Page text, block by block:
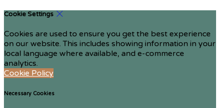
Cookie Settings
Cookies are used to ensure you get the best experience
on our website. This includes showing information in your
local language where available, and e-commerce
analytics.
Cookie Policy
Necessary Cookies